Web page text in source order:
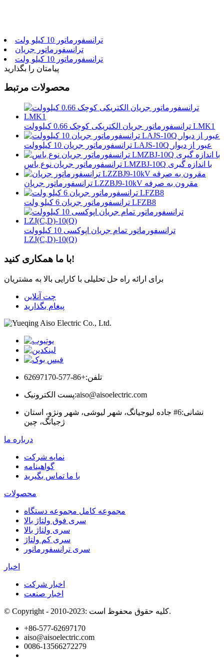
ترانسفورماتور 10 کیلو ولت
ترانسفورماتور جریان
ترانسفورماتور 10 کیلو ولت
پیامتان را بگذارید
محصولات مرتبط
ترانسفورماتور جریان الکتریکی کوچک 0.66 کیلوولت LMK1
ترانسفورماتور جریان 10 کیلوولت LAJS-10Q عبور از دیوار
ترانسفورماتور جریان نوع باس LMZBJ-10Q با اندازه گیری
ترانسفورماتور جریان LZZBJ9-10kV مقرون به صرفه
ترانسفورماتور جریان 6 کیلو ولت LFZB8
ترانسفورماتور تمام جریان اپوکسی 10 کیلوولت
LZJ(C,D)-10(Q)
با ما همکاری کنید!
برای ارائه راه حل تحلیلی با کارایی بالا به مشتریان
چت آنلاین
پیغام بگذارید
تلفن:+86-577-62697170
پست الکترونیک:aiso@aisoelectric.com
نشانی: 6# جاده لیوجیانگ، شهر لیوشی، شهر ونژو، استان
ژجیانگ، چین
درباره ما
نمایه شرکت
گواهینامه
با ما تماس بگیرید
محصولات
مجموعه کامل مجموعه دستگاه
سری فوق ولتاژ بالا
سری ولتاژ بالا
سری کم ولتاژ
سری ترانسفورماتور
اخبار
اخبار شرکت
اخبار صنعت
© Copyright - 2010-2023: کلیه حقوق محفوظ است.
+86-577-62697170
aiso@aisoelectric.com
0086-13566272279